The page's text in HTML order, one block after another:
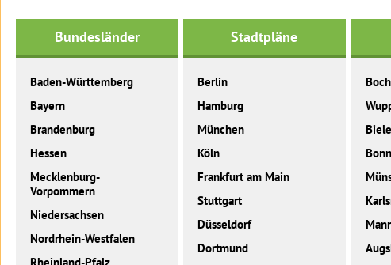
Bundesländer
Baden-Württemberg
Bayern
Brandenburg
Hessen
Mecklenburg-
Vorpommern
Niedersachsen
Nordrhein-Westfalen
Stadtpläne
Berlin
Hamburg
München
Köln
Frankfurt am Main
Stuttgart
Düsseldorf
Dortmund
Bonn